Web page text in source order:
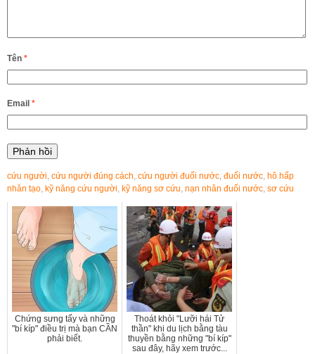
Tên *
Email *
cứu người, cứu người đúng cách, cứu người đuối nước, đuối nước, hô hấp
nhân tạo, kỹ năng cứu người, kỹ năng sơ cứu, nạn nhân đuối nước, sơ cứu
Chứng sưng tấy và những
"bí kíp" điều trị mà bạn CẦN
phải biết.
Thoát khỏi "Lưỡi hái Tử
thần" khi du lịch bằng tàu
thuyền bằng những "bí kíp"
sau đây, hãy xem trước...